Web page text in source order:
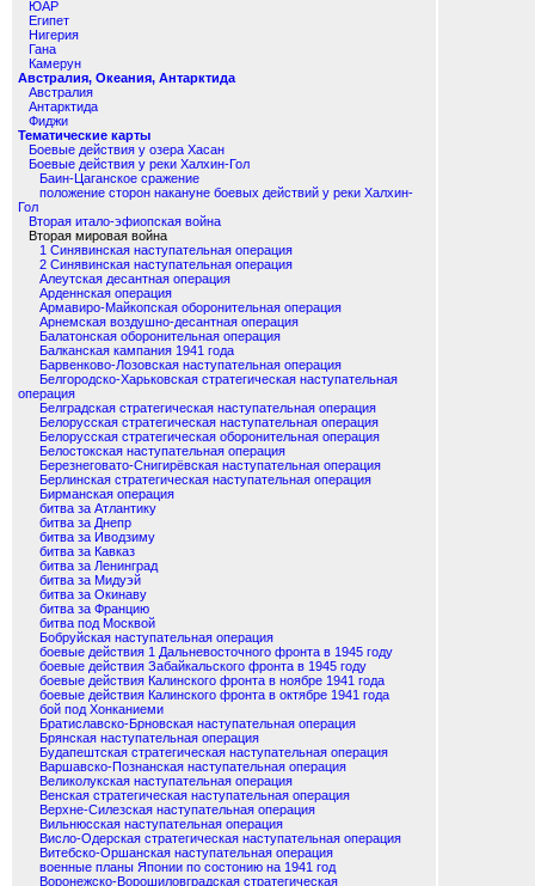
ЮАР
Египет
Нигерия
Гана
Камерун
Австралия, Океания, Антарктида
Австралия
Антарктида
Фиджи
Тематические карты
Боевые действия у озера Хасан
Боевые действия у реки Халхин-Гол
Баин-Цаганское сражение
положение сторон накануне боевых действий у реки Халхин-
Гол
Вторая итало-эфиопская война
Вторая мировая война
1 Синявинская наступательная операция
2 Синявинская наступательная операция
Алеутская десантная операция
Арденнская операция
Армавиро-Майкопская оборонительная операция
Арнемская воздушно-десантная операция
Балатонская оборонительная операция
Балканская кампания 1941 года
Барвенково-Лозовская наступательная операция
Белгородско-Харьковская стратегическая наступательная
операция
Белградская стратегическая наступательная операция
Белорусская стратегическая наступательная операция
Белорусская стратегическая оборонительная операция
Белостокская наступательная операция
Березнеговато-Снигирёвская наступательная операция
Берлинская стратегическая наступательная операция
Бирманская операция
битва за Атлантику
битва за Днепр
битва за Иводзиму
битва за Кавказ
битва за Ленинград
битва за Мидуэй
битва за Окинаву
битва за Францию
битва под Москвой
Бобруйская наступательная операция
боевые действия 1 Дальневосточного фронта в 1945 году
боевые действия Забайкальского фронта в 1945 году
боевые действия Калинского фронта в ноябре 1941 года
боевые действия Калинского фронта в октябре 1941 года
бой под Хонканиеми
Братиславско-Брновская наступательная операция
Брянская наступательная операция
Будапештская стратегическая наступательная операция
Варшавско-Познанская наступательная операция
Великолукская наступательная операция
Венская стратегическая наступательная операция
Верхне-Силезская наступательная операция
Вильнюсская наступательная операция
Висло-Одерская стратегическая наступательная операция
Витебско-Оршанская наступательная операция
военные планы Японии по состонию на 1941 год
Воронежско-Ворошиловградская стратегическая